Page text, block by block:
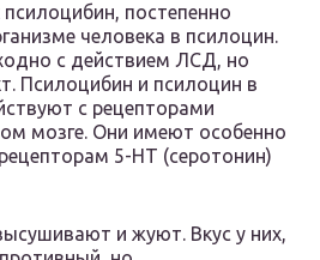
постепенно
человека в псилоцин.
с действием ЛСД, но
Псилоцибин и псилоцин в
с рецепторами
мозге. Они имеют особенно
5-НТ (серотонин)
и жуют. Вкус у них,